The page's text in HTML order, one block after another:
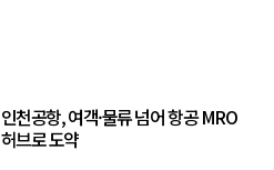
인천공항, 여객·물류 넘어 항공 MRO
허브로 도약